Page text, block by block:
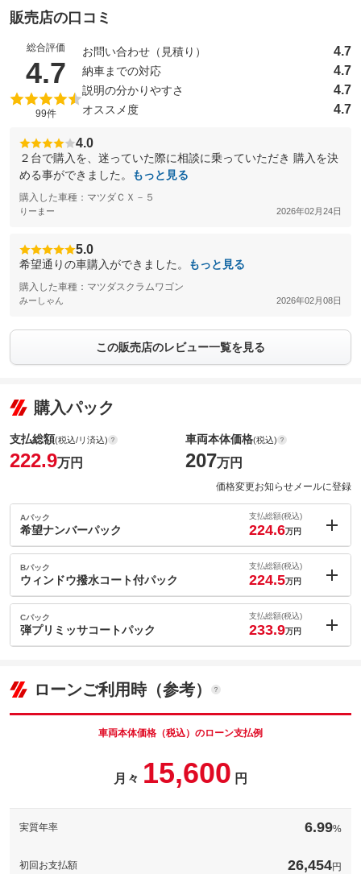
販売店の口コミ
総合評価
4.7 （5点満点中）
99件
お問い合わせ（見積り） 4.7
納車までの対応 4.7
説明の分かりやすさ 4.7
オススメ度 4.7
4.0
２台で購入を、迷っていた際に相談に乗っていただき 購入を決
める事ができました。
もっと見る
購入した車種：マツダＣＸ－５
りーまー 2026年02月24日
5.0
希望通りの車購入ができました。 もっと見る
購入した車種：マツダスクラムワゴン
みーしゃん 2026年02月08日
この販売店のレビュー一覧を見る
購入パック
支払総額(税込/リ済込)
222.9万円
車両本体価格(税込)
207万円
価格変更お知らせメールに登録
Aパック
希望ナンバーパック
支払総額(税込)
224.6万円
内：オプシ
ョン価格
(税込)
車両本体価
207万円
このパックの見積もり依頼（無料）
Bパック
ウィンドウ撥水コート付パック
支払総額(税込)
224.5万円
内：オプシ
ョン価格
(税込)
車両本体価
パック内容
Cパック
弾プリミッサコートパック
支払総額(税込)
233.9万円
車両本体価
207
このパックの見積もり依頼（無料）
ローンご利用時（参考）
車両本体価格（税込）のローン支払例
月々 15,600 円
実質年率 6.99%
初回お支払額 26,454円